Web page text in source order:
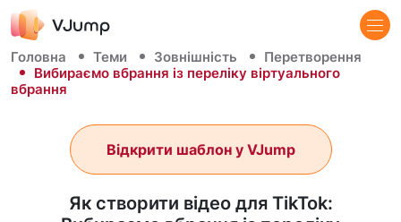
Головна Теми Зовнішність
Перетворення
Вибираємо вбрання із переліку віртуального
вбрання
Як створити відео для TikTok:
Відкрити шаблон у VJump